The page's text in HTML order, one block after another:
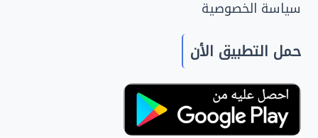
سياسة الخصوصية
حمل التطبيق الأن